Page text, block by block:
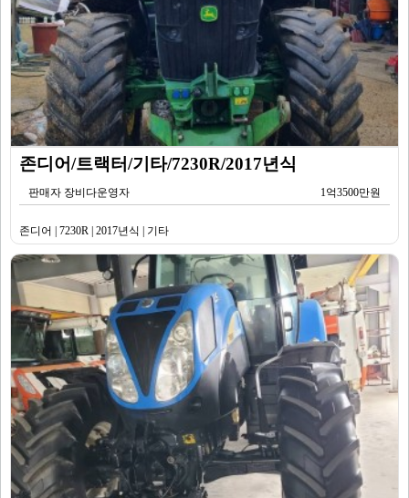
존디어/트랙터/기타/7230R/2017년식
판매자 장비다운영자 1억3500만원
존디어 | 7230R | 2017년식 | 기타